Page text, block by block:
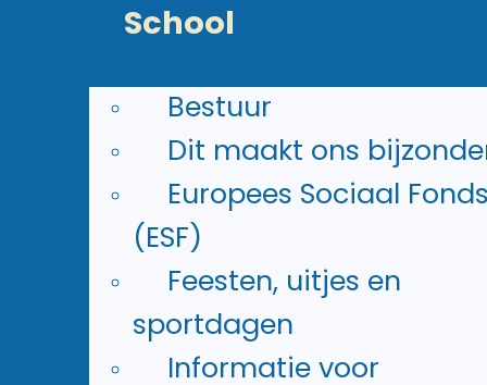
School
Bestuur
Dit maakt ons
Europees Sociaal
(ESF)
Feesten, uitjes en
sportdagen
Informatie voor
duidelijke leeromgeving
Mail ons
met het Rietland